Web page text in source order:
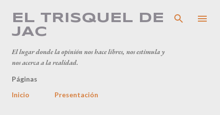
Ir al contenido principal
EL TRISQUEL DE
JAC
El lugar donde la opinión nos hace libres, nos estimula y
nos acerca a la realidad.
Páginas
Inicio
Presentación